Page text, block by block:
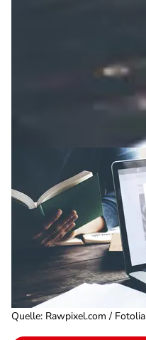
Quelle: Rawpixel.com / Fotolia